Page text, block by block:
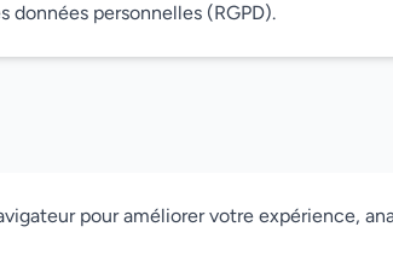
personnelles (RGPD).
pour améliorer votre expérience,